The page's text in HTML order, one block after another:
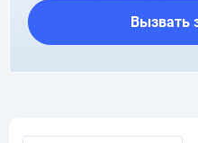
Вызвать